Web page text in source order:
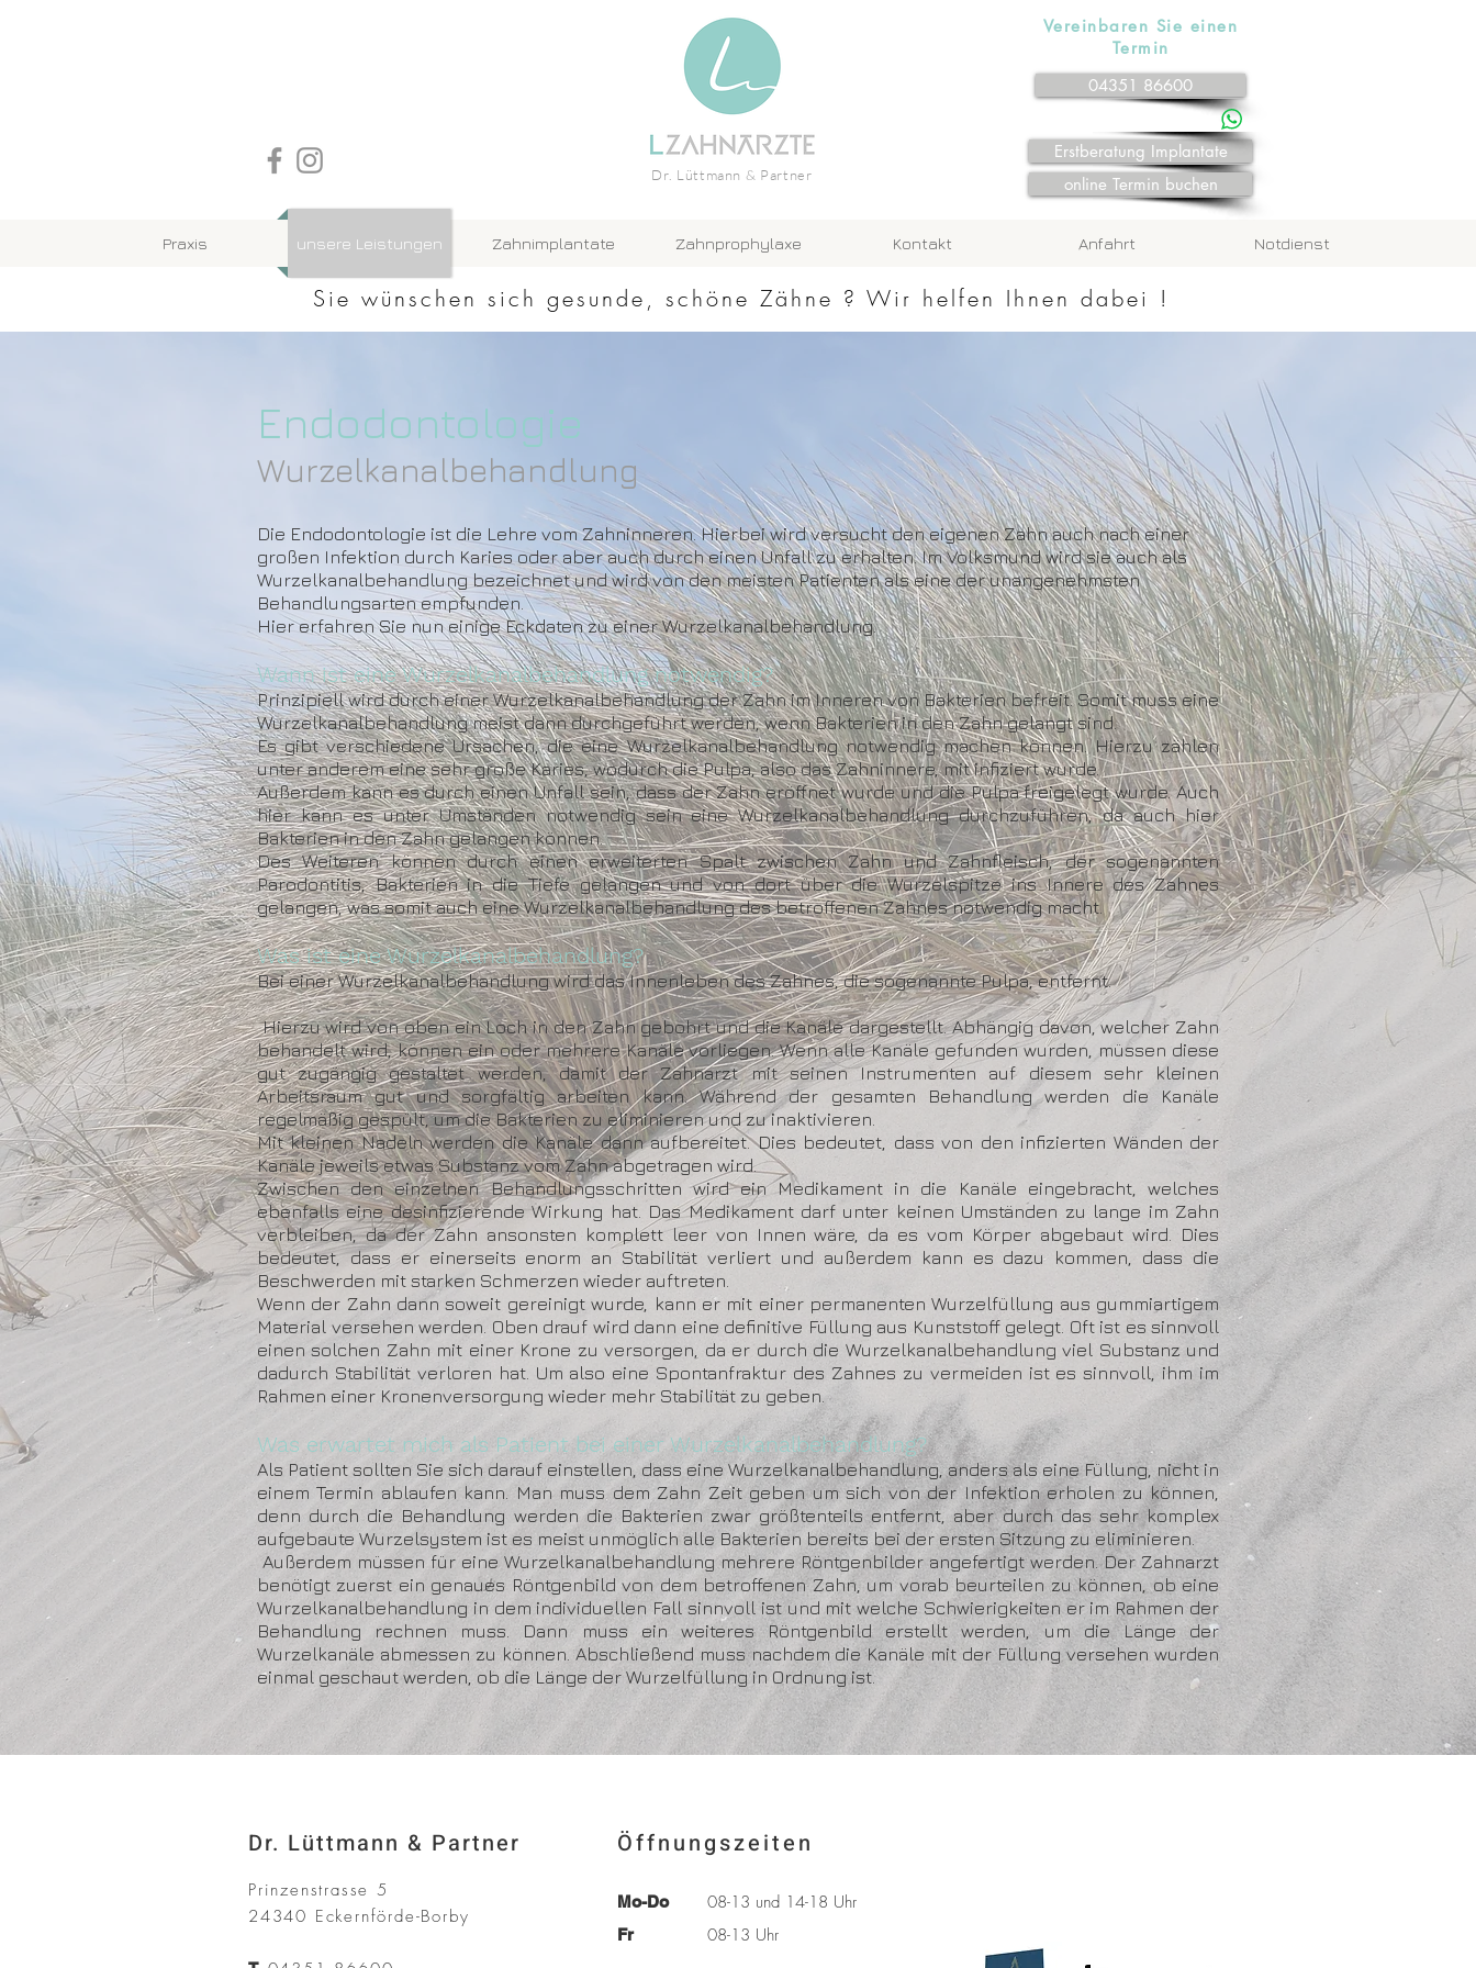
Dr. Lüttmann & Partner
Vereinbaren Sie einen
Termin
04351 86600
Erstberatung Implantate
online Termin buchen
Praxis unsere Leistungen Zahnimplantate Zahnprophylaxe Kontakt Anfahrt Notdienst
Sie wünschen sich gesunde, schöne Zähne ? Wir helfen Ihnen dabei !
Endodontologie
Wurzelkanalbehandlung
Die Endodontologie ist die Lehre vom Zahninneren. Hierbei wird versucht den eigenen Zahn auch nach einer
großen Infektion durch Karies oder aber auch durch einen Unfall zu erhalten. Im Volksmund wird sie auch als
Wurzelkanalbehandlung bezeichnet und wird von den meisten Patienten als eine der unangenehmsten
Behandlungsarten empfunden.
Hier erfahren Sie nun einige Eckdaten zu einer Wurzelkanalbehandlung.
Wann ist eine Wurzelkanalbehandlung notwendig?
Prinzipiell wird durch einer Wurzelkanalbehandlung der Zahn im Inneren von Bakterien befreit. Somit muss eine
Wurzelkanalbehandlung meist dann durchgeführt werden, wenn Bakterien in den Zahn gelangt sind.
Es gibt verschiedene Ursachen, die eine Wurzelkanalbehandlung notwendig machen können. Hierzu zählen
unter anderem eine sehr große Karies, wodurch die Pulpa, also das Zahninnere, mit infiziert wurde.
Außerdem kann es durch einen Unfall sein, dass der Zahn eröffnet wurde und die Pulpa freigelegt wurde. Auch
hier kann es unter Umständen notwendig sein eine Wurzelkanalbehandlung durchzuführen, da auch hier
Bakterien in den Zahn gelangen können.
Des Weiteren können durch einen erweiterten Spalt zwischen Zahn und Zahnfleisch, der sogenannten
Parodontitis, Bakterien in die Tiefe gelangen und von dort über die Wurzelspitze ins Innere des Zahnes
gelangen, was somit auch eine Wurzelkanalbehandlung des betroffenen Zahnes notwendig macht.
Was ist eine Wurzelkanalbehandlung?
Bei einer Wurzelkanalbehandlung wird das Innenleben des Zahnes, die sogenannte Pulpa, entfernt.
Hierzu wird von oben ein Loch in den Zahn gebohrt und die Kanäle dargestellt. Abhängig davon, welcher Zahn
behandelt wird, können ein oder mehrere Kanäle vorliegen. Wenn alle Kanäle gefunden wurden, müssen diese
gut zugängig gestaltet werden, damit der Zahnarzt mit seinen Instrumenten auf diesem sehr kleinen
Arbeitsraum gut und sorgfältig arbeiten kann. Während der gesamten Behandlung werden die Kanäle
regelmäßig gespült, um die Bakterien zu eliminieren und zu inaktivieren.
Mit kleinen Nadeln werden die Kanäle dann aufbereitet. Dies bedeutet, dass von den infizierten Wänden der
Kanäle jeweils etwas Substanz vom Zahn abgetragen wird.
Zwischen den einzelnen Behandlungsschritten wird ein Medikament in die Kanäle eingebracht, welches
ebenfalls eine desinfizierende Wirkung hat. Das Medikament darf unter keinen Umständen zu lange im Zahn
verbleiben, da der Zahn ansonsten komplett leer von Innen wäre, da es vom Körper abgebaut wird. Dies
bedeutet, dass er einerseits enorm an Stabilität verliert und außerdem kann es dazu kommen, dass die
Beschwerden mit starken Schmerzen wieder auftreten.
Wenn der Zahn dann soweit gereinigt wurde, kann er mit einer permanenten Wurzelfüllung aus gummiartigem
Material versehen werden. Oben drauf wird dann eine definitive Füllung aus Kunststoff gelegt. Oft ist es sinnvoll
einen solchen Zahn mit einer Krone zu versorgen, da er durch die Wurzelkanalbehandlung viel Substanz und
dadurch Stabilität verloren hat. Um also eine Spontanfraktur des Zahnes zu vermeiden ist es sinnvoll, ihm im
Rahmen einer Kronenversorgung wieder mehr Stabilität zu geben.
Was erwartet mich als Patient bei einer Wurzelkanalbehandlung?
Als Patient sollten Sie sich darauf einstellen, dass eine Wurzelkanalbehandlung, anders als eine Füllung, nicht in
einem Termin ablaufen kann. Man muss dem Zahn Zeit geben um sich von der Infektion erholen zu können,
denn durch die Behandlung werden die Bakterien zwar größtenteils entfernt, aber durch das sehr komplex
aufgebaute Wurzelsystem ist es meist unmöglich alle Bakterien bereits bei der ersten Sitzung zu eliminieren.
Außerdem müssen für eine Wurzelkanalbehandlung mehrere Röntgenbilder angefertigt werden. Der Zahnarzt
benötigt zuerst ein genaues Röntgenbild von dem betroffenen Zahn, um vorab beurteilen zu können, ob eine
Wurzelkanalbehandlung in dem individuellen Fall sinnvoll ist und mit welche Schwierigkeiten er im Rahmen der
Behandlung rechnen muss. Dann muss ein weiteres Röntgenbild erstellt werden, um die Länge der
Wurzelkanäle abmessen zu können. Abschließend muss nachdem die Kanäle mit der Füllung versehen wurden
einmal geschaut werden, ob die Länge der Wurzelfüllung in Ordnung ist.
Dr. Lüttmann & Partner Öffnungszeiten
Prinzenstrasse 5
24340 Eckernförde-Borby
Mo-Do
Fr
08-13 und 14-18 Uhr
08-13 Uhr